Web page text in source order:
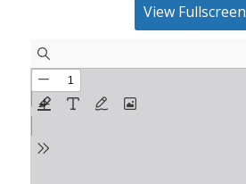
View Fullscreen